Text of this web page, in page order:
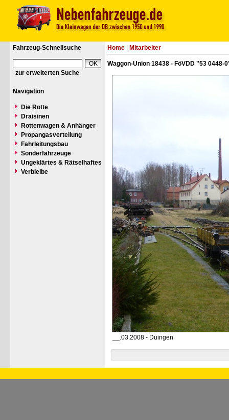
Fahrzeug-Schnellsuche
zur erweiterten Suche
Navigation
Die Rotte
Draisinen
Rottenwagen & Anhänger
Propangasverteilung
Fahrleitungsbau
Sonderfahrzeuge
Ungeklärtes & Rätselhaftes
Verbleibe
Home Mitarbeiter
Waggon-Union 18438 - FöVDD "53 0448-
__.03.2008 - Duingen